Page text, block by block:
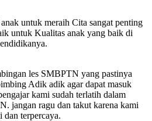
untuk meraih Cita sangat penting
untuk Kualitas anak yang baik di
les SMBPTN yang pastinya
Adik adik agar dapat masuk
kami sudah terlatih dalam
jangan ragu dan takut karena kami
dan terpercaya.